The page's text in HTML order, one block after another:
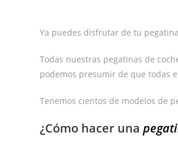
Ya puedes disfrutar de tu
Todas nuestras pegatinas de
podemos presumir de que todas
Tenemos cientos de modelos de
¿Cómo hacer una